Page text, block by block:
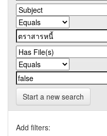
Start a new search
Add filters: